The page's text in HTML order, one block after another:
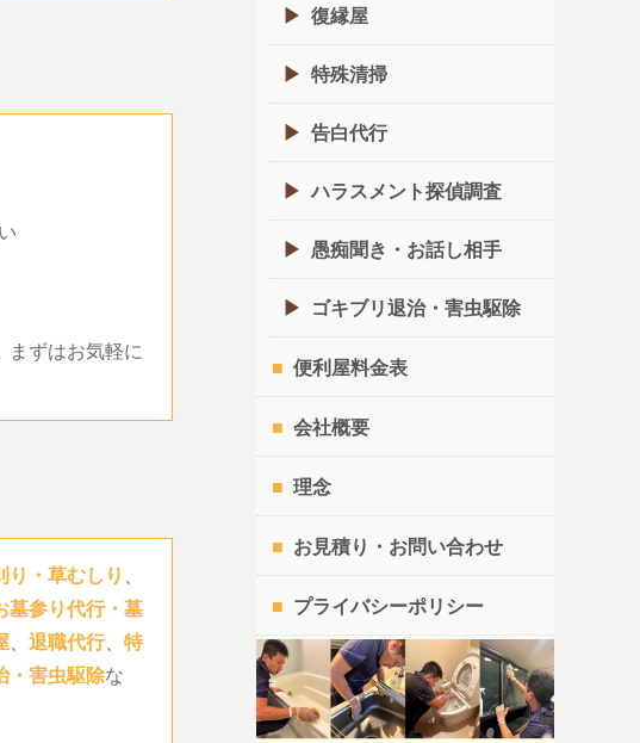
まずはお気軽に
り・草むしり 、
墓参り代行・墓
、 退職代行、 特
・害虫駆除な
復縁屋
特殊清掃
告白代行
ハラスメント探偵調査
愚痴聞き・お話し相手
ゴキブリ退治・害虫駆除
便利屋料金表
会社概要
理念
お見積り・お問い合わせ
プライバシーポリシー